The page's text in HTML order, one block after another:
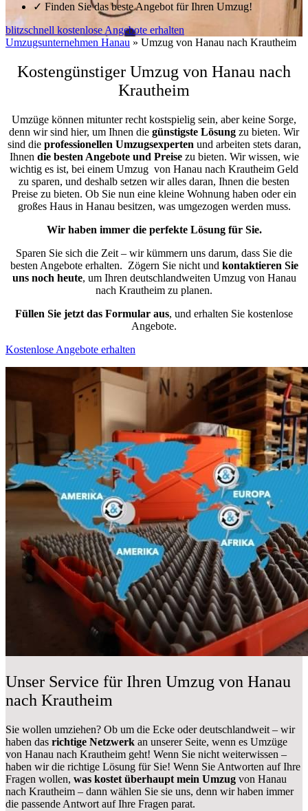
✓ Finden Sie das beste Angebot für Ihren Umzug!
blitzschnell kostenlose Angebote erhalten
Umzugsunternehmen Hanau » Umzug von Hanau nach Krautheim
Kostengünstiger Umzug von Hanau nach
Krautheim
Umzüge können mitunter recht kostspielig sein, aber keine Sorge,
denn wir sind hier, um Ihnen die günstigste Lösung zu bieten. Wir
sind die professionellen Umzugsexperten und arbeiten stets daran,
Ihnen die besten Angebote und Preisezu bieten. Wir wissen, wie
wichtig es ist, bei einem Umzug von Hanau nach Krautheim Geld
zu sparen, und deshalb setzen wir alles daran, Ihnen die besten
Preise zu bieten. Ob Sie nun eine kleine Wohnung haben oder ein
großes Haus in Hanau besitzen, was umgezogen werden muss.
Wir haben immer die perfekte Lösung für Sie.
Sparen Sie sich die Zeit – wir kümmern uns darum, dass Sie die
besten Angebote erhalten. Zögern Sie nicht und kontaktieren Sie
uns noch heute, um Ihren deutschlandweiten Umzug von Hanau
nach Krautheim zu planen.
Füllen Sie jetzt das Formular aus, und erhalten Sie kostenlose
Angebote.
Kostenlose Angebote erhalten
Unser Service für Ihren Umzug von Hanau
nach Krautheim
Sie wollen umziehen? Ob um die Ecke oder deutschlandweit – wir
haben das richtige Netzwerk an unserer Seite, wenn es Umzüge
von Hanau nach Krautheim geht! Wenn Sie nicht weiterwissen –
haben wir die richtige Lösung für Sie! Wenn Sie Antworten auf Ihre
Fragen wollen, was kostet überhaupt mein Umzug von Hanau
nach Krautheim – dann wählen Sie sie uns, denn wir haben immer
die passende Antwort auf Ihre Fragen parat.